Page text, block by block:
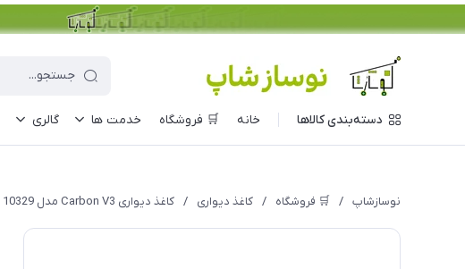
دسته‌بندی کالاها خانه 🛒 فروشگاه خدمت ها گالری
نوسازشاپ / 🛒 فروشگاه / کاغذ دیواری / کاغذ دیواری Carbon V3 مدل 10329